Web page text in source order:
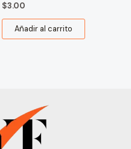
$3.00
Añadir al carrito